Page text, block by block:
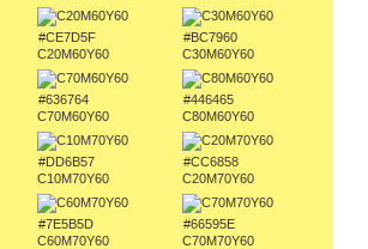
#CE7D5F
C20M60Y60
#BC7960
C30M60Y60
#636764
C70M60Y60
#446465
C80M60Y60
#DD6B57
C10M70Y60
#CC6858
C20M70Y60
#7E5B5D
C60M70Y60
#66595E
C70M70Y60